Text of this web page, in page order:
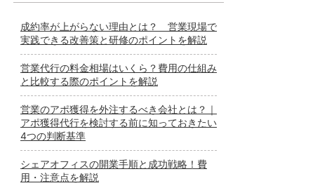
成約率が上がらない理由とは？ 営業現場で
実践できる改善策と研修のポイントを解説
営業代行の料金相場はいくら？費用の仕組み
と比較する際のポイントを解説
営業のアポ獲得を外注するべき会社とは？｜
アポ獲得代行を検討する前に知っておきたい
4つの判断基準
シェアオフィスの開業手順と成功戦略！費
用・注意点を解説